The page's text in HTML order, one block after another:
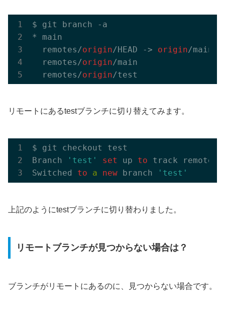
$ git branch -a
* main
  remotes/
origin/HEAD -> origin/main
  remotes/
origin/main
  remotes/
origin
リモートにあるtestブランチに切り替えてみます。
$ git checkout test
Branch
'test' set up to track remote
Switched to a new branch 'test'
上記のようにtestブランチに切り替わりました。
リモートブランチが見つからない場合は？
ブランチがリモートにあるのに、見つからない場合です。